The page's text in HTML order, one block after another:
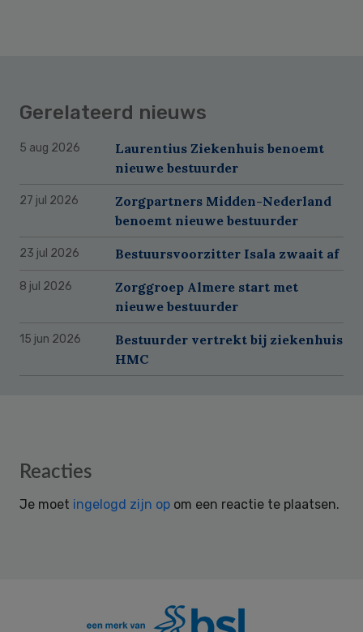
Gerelateerd nieuws
5 aug 2026
Laurentius Ziekenhuis benoemt
nieuwe bestuurder
27 jul 2026
Zorgpartners Midden-Nederland
benoemt nieuwe bestuurder
23 jul 2026 Bestuursvoorzitter Isala zwaait af
8 jul 2026
Zorggroep Almere start met
nieuwe bestuurder
15 jun 2026
Bestuurder vertrekt bij ziekenhuis
HMC
Reader
Reacties
Je moet ingelogd zijn op om een reactie te plaatsen.